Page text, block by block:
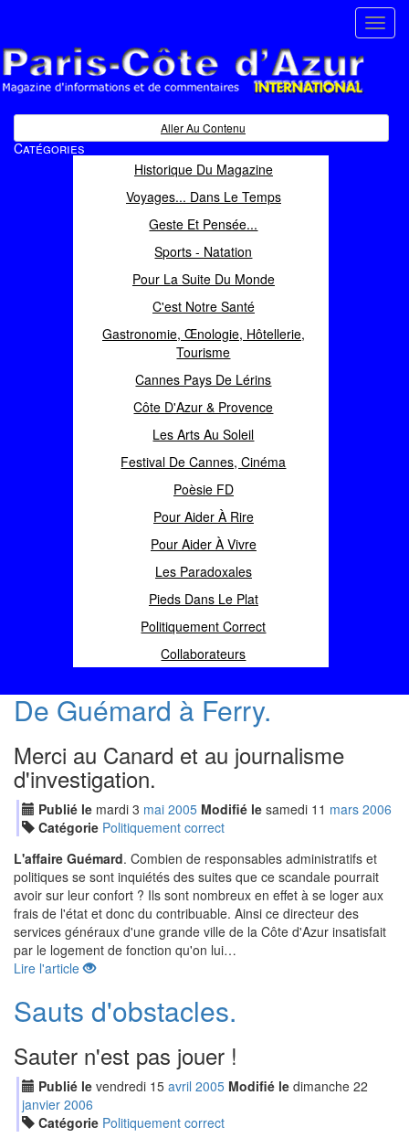
Magazine d'informations et de commentaires
Aller Au Contenu
Catégories
Historique Du Magazine
Voyages... Dans Le Temps
Geste Et Pensée...
Sports - Natation
Pour La Suite Du Monde
C'est Notre Santé
Gastronomie, Œnologie, Hôtellerie,
Tourisme
Cannes Pays De Lérins
Côte D'Azur & Provence
Les Arts Au Soleil
Festival De Cannes, Cinéma
Poèsie FD
Pour Aider À Rire
Pour Aider À Vivre
Les Paradoxales
Pieds Dans Le Plat
Politiquement Correct
Collaborateurs
De Guémard à Ferry.
Merci au Canard et au journalisme
d'investigation.
Publié le mardi 3 mai 2005 Modifié le samedi 11 mars 2006
Catégorie Politiquement correct
L'affaire Guémard. Combien de responsables administratifs et
politiques se sont inquiétés des suites que ce scandale pourrait
avoir sur leur confort ? Ils sont nombreux en effet à se loger aux
frais de l'état et donc du contribuable. Ainsi ce directeur des
services généraux d'une grande ville de la Côte d'Azur insatisfait
par le logement de fonction qu'on lui…
Lire l'article
Sauts d'obstacles.
Sauter n'est pas jouer !
Publié le vendredi 15 avril 2005 Modifié le dimanche 22
janvier 2006
Catégorie Politiquement correct